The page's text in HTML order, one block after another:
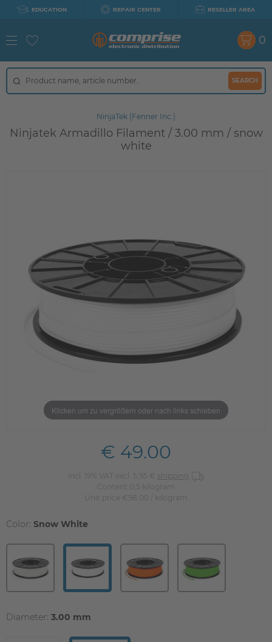
EDUCATION REPAIR CENTER RESELLER AREA
SEARCH
0
NinjaTek (Fenner Inc.)
Ninjatek Armadillo Filament / 3.00 mm / snow
white
Klicken um zu vergrößern oder nach links schieben
€ 49.00
incl. 19% VAT excl. 5,95 €
shipping
Content
kilogram
Unit price
€98.00 / kilogram
Color: Snow White
Diameter: 3.00 mm